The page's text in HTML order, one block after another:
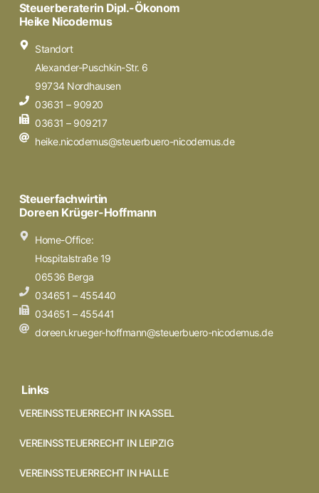
Steuerberaterin Dipl.-Ökonom
Heike Nicodemus
Standort
Alexander-Puschkin-Str. 6
99734 Nordhausen
03631 – 90920
03631 – 909217
heike.nicodemus@steuerbuero-nicodemus.de
Steuerfachwirtin
Doreen Krüger-Hoffmann
Home-Office:
Hospitalstraße 19
06536 Berga
034651 – 455440
034651 – 455441
doreen.krueger-hoffmann@steuerbuero-nicodemus.de
Links
VEREINSSTEUERRECHT IN KASSEL
VEREINSSTEUERRECHT IN LEIPZIG
VEREINSSTEUERRECHT IN HALLE